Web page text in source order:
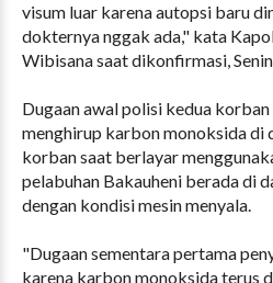
visum luar karena autopsi baru
dokternya nggak ada," kata
Wibisana saat dikonfirmasi,
Dugaan awal polisi kedua
menghirup karbon monoksida di
korban saat berlayar
pelabuhan Bakauheni berada di
dengan kondisi mesin menyala.
"Dugaan sementara pertama
karena karbon monoksida terus